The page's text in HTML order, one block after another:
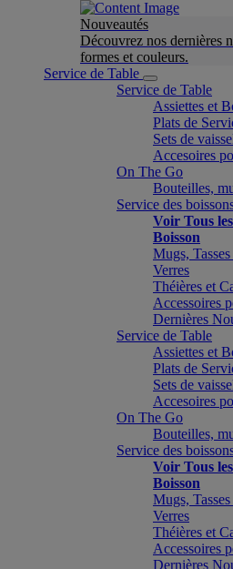
Nouveautés
Découvrez nos dernières
formes et couleurs.
Service de Table
Service de Table
Assiettes et
Plats de
Sets de
Accesoires
On The Go
Bouteilles,
Service des
Voir Tous
Boisson
Mugs,
Verres
Théières et
Accessoires
Dernières
Service de Table
Assiettes et
Plats de
Sets de
Accesoires
On The Go
Bouteilles,
Service des
Voir Tous
Boisson
Mugs,
Verres
Théières et
Accessoires
Dernières